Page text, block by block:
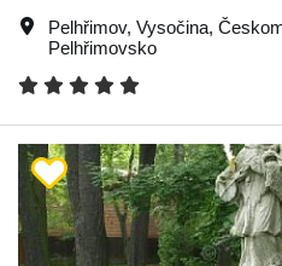
Pelhřimov, Vysočina,
Pelhřimovsko